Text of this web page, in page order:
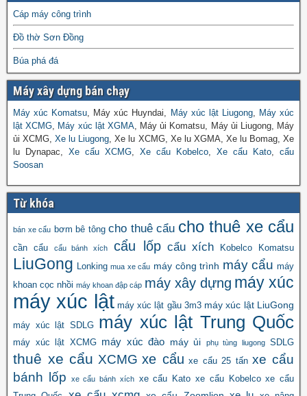
Cáp máy công trình
Đồ thờ Sơn Đồng
Búa phá đá
Máy xây dựng bán chạy
Máy xúc Komatsu , Máy xúc Huyndai, Máy xúc lật Liugong, Máy xúc
lật XCMG Máy xúc lật XGMA, Máy ủi Komatsu, Máy ủi Liugong, Máy
ủi XCMG,Xe lu Liugong , Xe lu XCMG, Xe lu XGMA, Xe lu Bomag, Xe
lu Dynapac, Xe cẩu XCMG Xe cẩu Kobelco Xe cẩu Kato
cẩu
Soosan
Từ khóa
bán xe cẩu bơm bê tông cho thuê cẩu cho thuê xe cẩu
cần cẩu cẩu bánh xích cẩu lốp cẩu xích Kobelco Komatsu
LiuGong Lonking mua xe cẩu máy công trình máy cẩu máy
khoan cọc nhồi máy khoan đập cáp máy xây dựng máy xúc
máy xúc lật máy xúc lật gầu 3m3 máy xúc lật LiuGong
máy xúc lật SDLG máy xúc lật Trung Quốc
máy xúc lật XCMG máy xúc đào máy ủi phụ tùng liugong SDLG
thuê xe cẩu XCMG xe cẩu xe cẩu 25 tấn xe cẩu
bánh lốp
xe cẩu bánh xích xe cẩu Kato xe cẩu Kobelco xe cẩu